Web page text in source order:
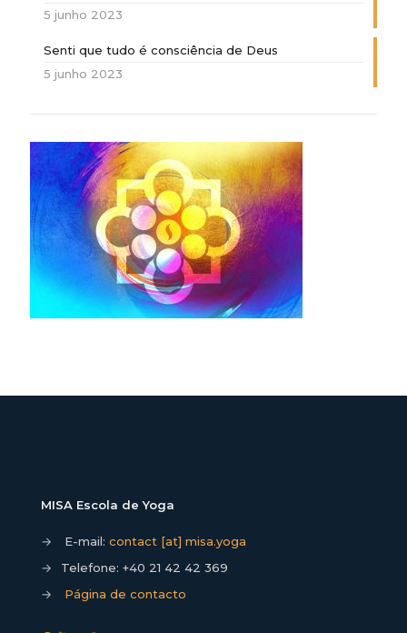
5 junho 2023
Senti que tudo é consciência de Deus
5 junho 2023
MISA Escola de Yoga
→ E-mail: contact [at] misa.yoga
→
Telefone: +40 21 42 42 369
→
Página de contacto